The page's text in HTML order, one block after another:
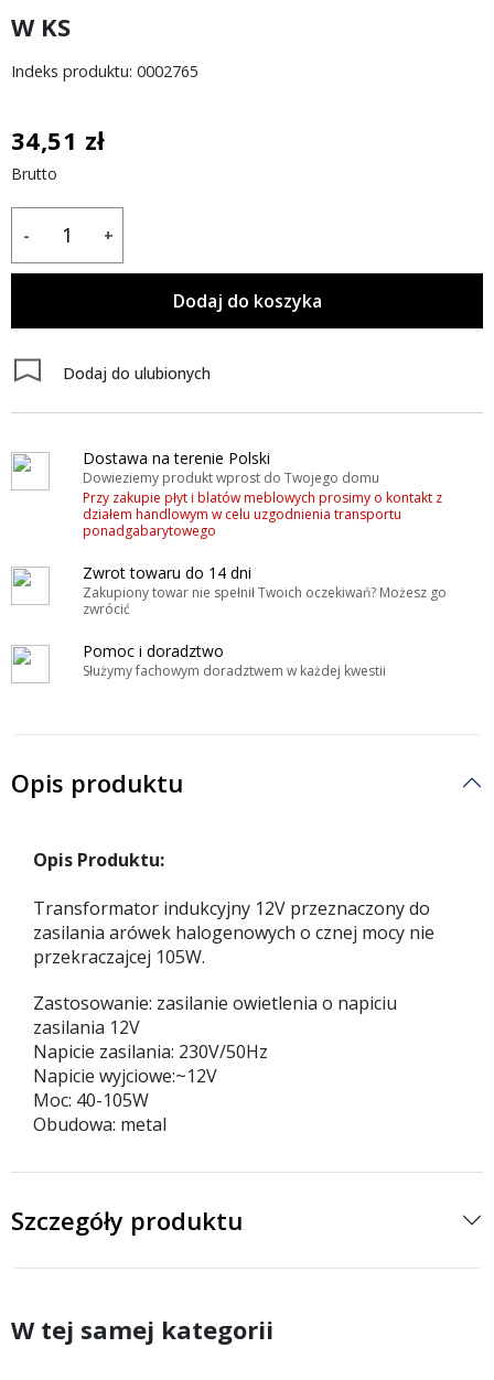
W KS
Indeks produktu: 0002765
34,51 zł
Brutto
- +
Dodaj do koszyka
Dodaj do ulubionych
Dostawa na terenie Polski
Dowieziemy produkt wprost do Twojego domu
Przy zakupie płyt i blatów meblowych prosimy o kontakt z
działem handlowym w celu uzgodnienia transportu
ponadgabarytowego
Zwrot towaru do 14 dni
Zakupiony towar nie spełnił Twoich oczekiwań? Możesz go
zwrócić
Pomoc i doradztwo
Służymy fachowym doradztwem w każdej kwestii
Opis produktu
Opis Produktu:
Transformator indukcyjny 12V przeznaczony do
zasilania arówek halogenowych o cznej mocy nie
przekraczajcej 105W.
Zastosowanie: zasilanie owietlenia o napiciu
zasilania 12V
Napicie zasilania: 230V/50Hz
Napicie wyjciowe:~12V
Moc: 40-105W
Obudowa: metal
Szczegóły produktu
W tej samej kategorii